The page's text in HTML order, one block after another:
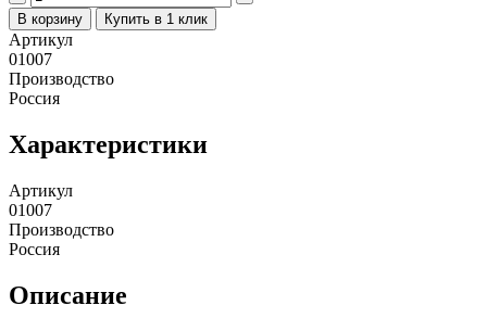
В корзину Купить в 1 клик
Артикул
01007
Производство
Россия
Характеристики
Артикул
01007
Производство
Россия
Описание